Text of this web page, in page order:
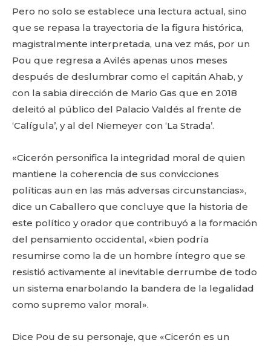
Pero no solo se establece una lectura actual, sino
que se repasa la trayectoria de la figura histórica,
magistralmente interpretada, una vez más, por un
Pou que regresa a Avilés apenas unos meses
después de deslumbrar como el capitán Ahab, y
con la sabia dirección de Mario Gas que en 2018
deleitó al público del Palacio Valdés al frente de
‘Calígula’, y al del Niemeyer con ‘La Strada’.
«Cicerón personifica la integridad moral de quien
mantiene la coherencia de sus convicciones
políticas aun en las más adversas circunstancias»,
dice un Caballero que concluye que la historia de
este político y orador que contribuyó a la formación
del pensamiento occidental, «bien podría
resumirse como la de un hombre íntegro que se
resistió activamente al inevitable derrumbe de todo
un sistema enarbolando la bandera de la legalidad
como supremo valor moral».
Dice Pou de su personaje, que «Cicerón es un